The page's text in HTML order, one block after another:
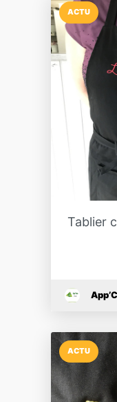
ACTU
Tablier
ACTU